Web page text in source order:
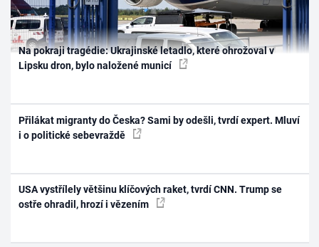
Na pokraji tragédie: Ukrajinské letadlo, které ohrožoval v
Lipsku dron, bylo naložené municí
Přilákat migranty do Česka? Sami by odešli, tvrdí expert. Mluví
i o politické sebevraždě
USA vystřílely většinu klíčových raket, tvrdí CNN. Trump se
ostře ohradil, hrozí i vězením